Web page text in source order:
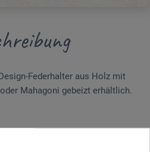
Federhalter aus Holz mit
Mahagoni gebeizt erhältlich.